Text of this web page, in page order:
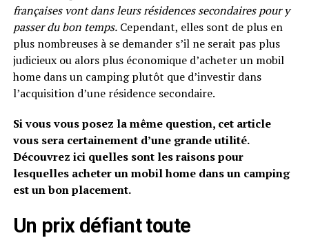
françaises vont dans leurs résidences secondaires pour y
passer du bon temps.Cependant, elles sont de plus en
plus nombreuses à se demander s’il ne serait pas plus
judicieux ou alors plus économique d’acheter un mobil
home dans un camping plutôt que d’investir dans
l’acquisition d’une résidence secondaire.
Si vous vous posez la même question, cet article
vous sera certainement d’une grande utilité.
Découvrez ici quelles sont les raisons pour
lesquelles acheter un mobil home dans un camping
est un bon placement.
Un prix défiant toute